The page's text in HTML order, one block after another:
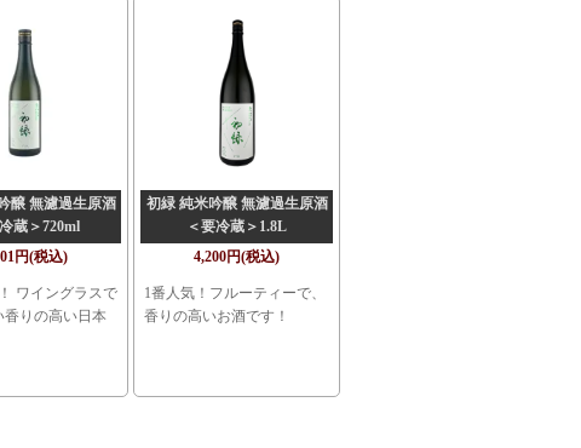
醸 無濾過生原酒
蔵＞720ml
円(税込)
ワイングラスで
香りの高い日本
初緑 純米吟醸 無濾過生原酒
＜要冷蔵＞1.8L
4,200円(税込)
1番人気！フルーティーで、
香りの高いお酒です！